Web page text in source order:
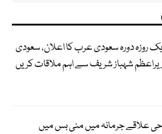
روزہ دورہ سعودی عرب کا اعلان، سعودی
شہباز شریف سے اہم ملاقات کریں
علاقے جرمانہ میں منی بس میں